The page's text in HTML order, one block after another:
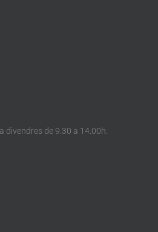
divendres de 9.30 a 14.00h.